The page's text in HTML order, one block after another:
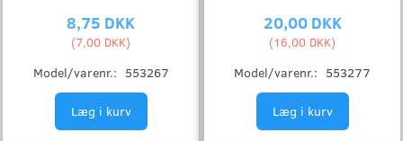
8,75 DKK
(7,00 DKK)
Model/varenr.: 553267
Læg i kurv
20,00 DKK
(16,00 DKK)
Model/varenr.: 553277
Læg i kurv